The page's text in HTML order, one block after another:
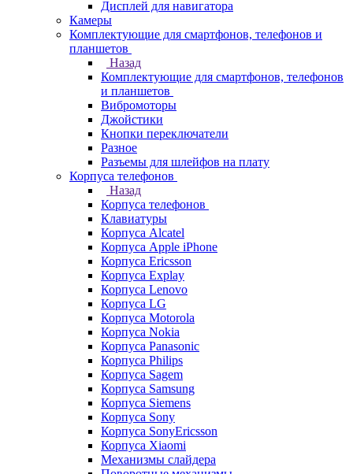
Дисплей для навигатора
Камеры
Комплектующие для смартфонов, телефонов и
планшетов
Назад
Комплектующие для смартфонов, телефонов
и планшетов
Вибромоторы
Джойстики
Кнопки переключатели
Разное
Разъемы для шлейфов на плату
Корпуса телефонов
Назад
Корпуса телефонов
Клавиатуры
Корпуса Alcatel
Корпуса Apple iPhone
Корпуса Ericsson
Корпуса Explay
Корпуса Lenovo
Корпуса LG
Корпуса Motorola
Корпуса Nokia
Корпуса Panasonic
Корпуса Philips
Корпуса Sagem
Корпуса Samsung
Корпуса Siemens
Корпуса Sony
Корпуса SonyEricsson
Корпуса Xiaomi
Механизмы слайдера